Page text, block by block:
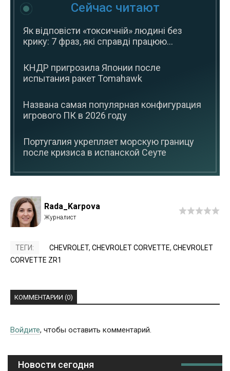
Сейчас читают
Як відповісти «токсичній» людині без
крику: 7 фраз, які справді працюю...
КНДР пригрозила Японии после
испытания ракет Tomahawk
Названа самая популярная конфигурация
игрового ПК в 2026 году
Португалия укрепляет морскую границу
после кризиса в испанской Сеуте
Rada_Karpova
ТЕГИ: CHEVROLET, CHEVROLET CORVETTE, CHEVROLET
CORVETTE ZR1
КОММЕНТАРИИ (0)
Войдите, чтобы оставить комментарий.
Новости сегодня